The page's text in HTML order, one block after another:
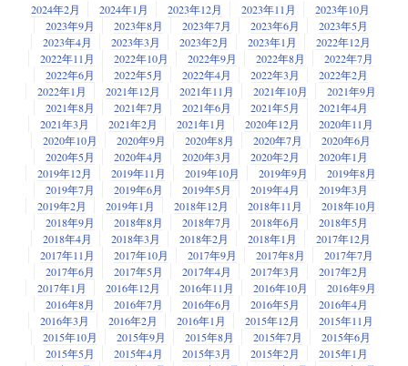
2024年2月 2024年1月 2023年12月 2023年11月
2023年10月
2023年9月
2023年8月 2023年7月 2023年6月
2023年5月
2023年4月
2023年3月 2023年2月 2023年1月
2022年12月
2022年11月
2022年10月 2022年9月 2022年8月
2022年7月
2022年6月
2022年5月 2022年4月 2022年3月
2022年2月
2022年1月
2021年12月 2021年11月 2021年10月
2021年9月
2021年8月
2021年7月 2021年6月 2021年5月
2021年4月
2021年3月
2021年2月 2021年1月 2020年12月
2020年11月
2020年10月
2020年9月 2020年8月 2020年7月
2020年6月
2020年5月
2020年4月 2020年3月 2020年2月
2020年1月
2019年12月
2019年11月 2019年10月 2019年9月
2019年8月
2019年7月
2019年6月 2019年5月 2019年4月
2019年3月
2019年2月
2019年1月 2018年12月 2018年11月
2018年10月
2018年9月
2018年8月 2018年7月 2018年6月
2018年5月
2018年4月
2018年3月 2018年2月 2018年1月
2017年12月
2017年11月
2017年10月 2017年9月 2017年8月
2017年7月
2017年6月
2017年5月 2017年4月 2017年3月
2017年2月
2017年1月
2016年12月 2016年11月 2016年10月
2016年9月
2016年8月
2016年7月 2016年6月 2016年5月
2016年4月
2016年3月
2016年2月 2016年1月 2015年12月
2015年11月
2015年10月
2015年9月 2015年8月 2015年7月
2015年6月
2015年5月
2015年4月 2015年3月 2015年2月
2015年1月